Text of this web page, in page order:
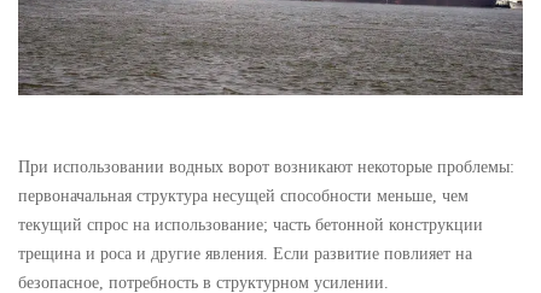
При использовании водных ворот возникают некоторые проблемы:
первоначальная структура несущей способности меньше, чем
текущий спрос на использование; часть бетонной конструкции
трещина и роса и другие явления. Если развитие повлияет на
безопасное, потребность в структурном усилении.